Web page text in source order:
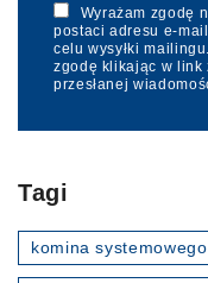
Wyrażam zgodę
postaci adresu e-
celu wysyłki
zgodę klikając w link
przesłanej
Tagi
komina systemowego